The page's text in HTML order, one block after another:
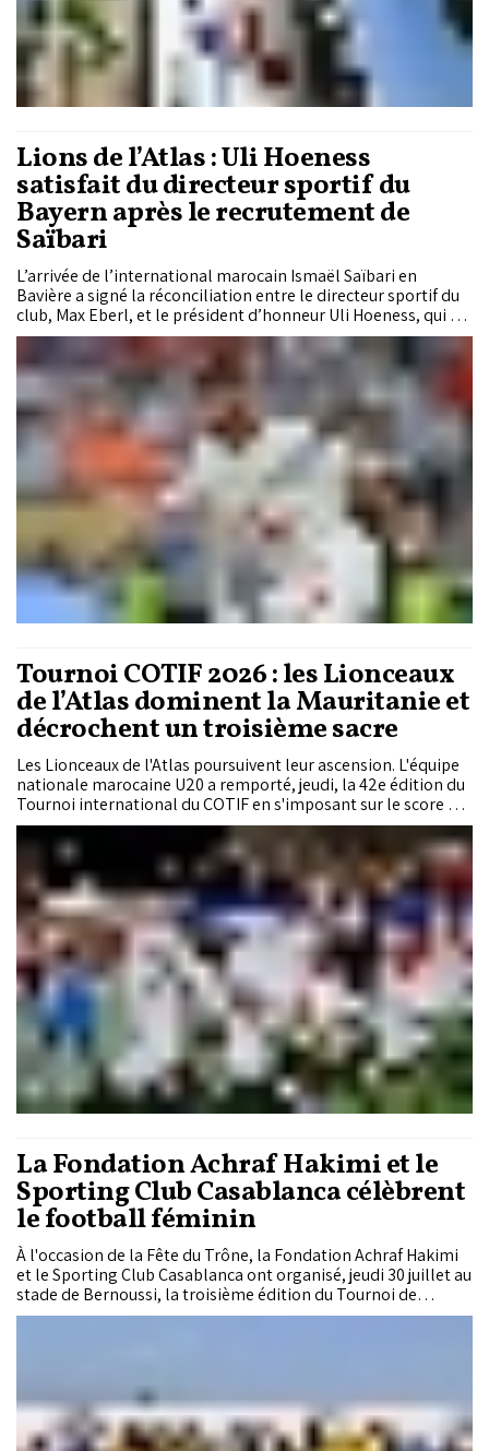
Lions de l’Atlas : Uli Hoeness
satisfait du directeur sportif du
Bayern après le recrutement de
Saïbari
L’arrivée de l’international marocain Ismaël Saïbari en
Bavière a signé la réconciliation entre le directeur sportif du
club, Max Eberl, et le président d’honneur Uli Hoeness, qui a
déclaré jeudi que l’arrivée du Marocain renforcerait la
«meilleure attaque au monde» (Olise, Kane, Diaz, NDLR). Le
joueur de légende allemand a reconnu avoir été séduit par le
Lion de l’Atlas lors de la Coupe du monde FIFA 2026.
Tournoi COTIF 2026 : les Lionceaux
de l’Atlas dominent la Mauritanie et
décrochent un troisième sacre
Les Lionceaux de l'Atlas poursuivent leur ascension. L'équipe
nationale marocaine U20 a remporté, jeudi, la 42e édition du
Tournoi international du COTIF en s'imposant sur le score de
2-1 face à la Mauritanie en finale au stade Els Arcs de L'Alcúdia,
en Espagne. Ce succès permet au Maroc de décrocher un
troisième titre dans cette prestigieuse compétition, trente
ans après son dernier sacre.
La Fondation Achraf Hakimi et le
Sporting Club Casablanca célèbrent
le football féminin
À l'occasion de la Fête du Trône, la Fondation Achraf Hakimi
et le Sporting Club Casablanca ont organisé, jeudi 30 juillet au
stade de Bernoussi, la troisième édition du Tournoi de
l'Esprit Sportif. Placée sous le thème « L'esprit sportif et le